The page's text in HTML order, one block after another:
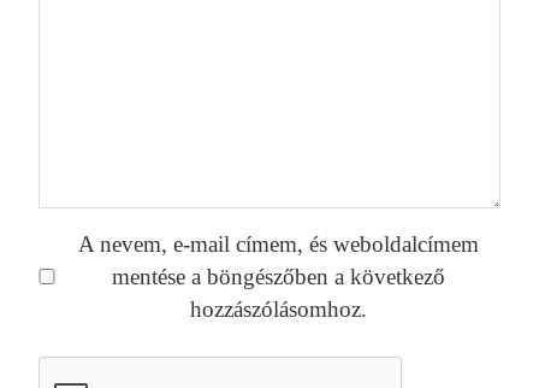
A nevem, e-mail címem, és weboldalcímem
mentése a böngészőben a következő
hozzászólásomhoz.